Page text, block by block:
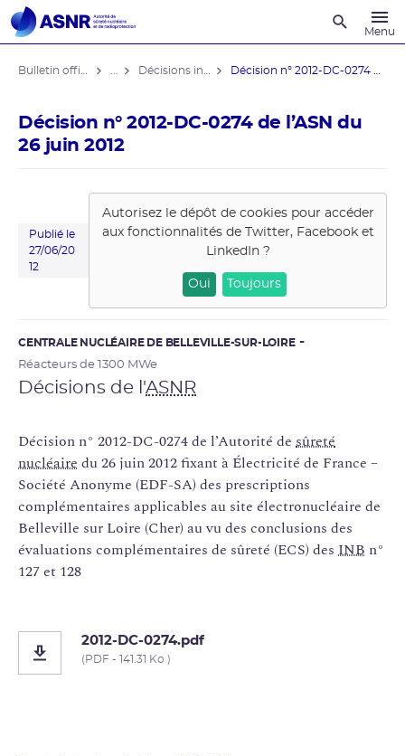
Menu
Décision n° 2012-DC-0274 de l’ASN du
26 juin 2012
Publié le
27/06/20
12
Autorisez le dépôt de cookies pour accéder
aux fonctionnalités de Twitter, Facebook et
LinkedIn?
Oui Toujours
CENTRALE NUCLÉAIRE DE BELLEVILLE-SUR-LOIRE
Réacteurs de 1300 MWe
Décisions de l'ASNR
Décision n° 2012-DC-0274 de l’Autorité de sûreté
nucléaire du 26 juin 2012 fixant à Électricité de France –
Société Anonyme (EDF-SA) des prescriptions
complémentaires applicables au site électronucléaire de
Belleville sur Loire (Cher) au vu des conclusions des
évaluations complémentaires de sûreté (ECS) des INB n°
127 et 128
2012-DC-0274.pdf
(PDF - 141.31 Ko )